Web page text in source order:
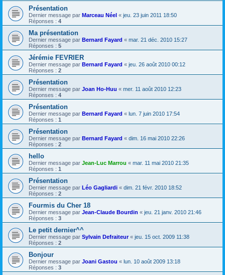
Présentation
Dernier message par Marceau Néel « jeu. 23 juin 2011 18:50
Réponses : 4
Ma présentation
Dernier message par Bernard Fayard « mar. 21 déc. 2010 15:27
Réponses : 5
Jérémie FEVRIER
Dernier message par Bernard Fayard « jeu. 26 août 2010 00:12
Réponses : 2
Présentation
Dernier message par Joan Ho-Huu « mer. 11 août 2010 12:23
Réponses : 4
Présentation
Dernier message par Bernard Fayard « lun. 7 juin 2010 17:54
Réponses : 1
Présentation
Dernier message par Bernard Fayard « dim. 16 mai 2010 22:26
Réponses : 2
hello
Dernier message par Jean-Luc Marrou « mar. 11 mai 2010 21:35
Réponses : 1
Présentation
Dernier message par Léo Gagliardi « dim. 21 févr. 2010 18:52
Réponses : 2
Fourmis du Cher 18
Dernier message par Jean-Claude Bourdin « jeu. 21 janv. 2010 21:46
Réponses : 3
Le petit dernier^^
Dernier message par Sylvain Defraiteur« jeu. 15 oct. 2009 11:38
Réponses : 2
Bonjour
Dernier message par Joani Gastou « lun. 10 août 2009 13:18
Réponses : 3